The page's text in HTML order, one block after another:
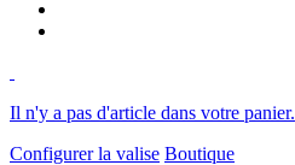
Il n'y a pas d'article dans votre panier.
Configurer la valise Boutique